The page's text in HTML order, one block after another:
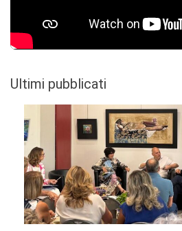
Ultimi pubblicati